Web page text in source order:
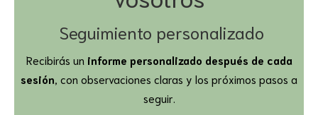
Seguimiento personalizado
Recibirás un informe personalizado después de cada
sesión, con observaciones claras y los próximos pasos a
seguir.